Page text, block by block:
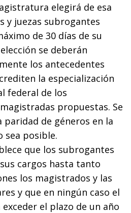
elegirá de esa
y juezas subrogantes
de 30 días de su
se deberán
los antecedentes
la especialización
federal de los
propuestas. Se
de géneros en la
sea posible.
que los subrogantes
cargos hasta tanto
los magistrados y las
y que en ningún caso el
el plazo de un año